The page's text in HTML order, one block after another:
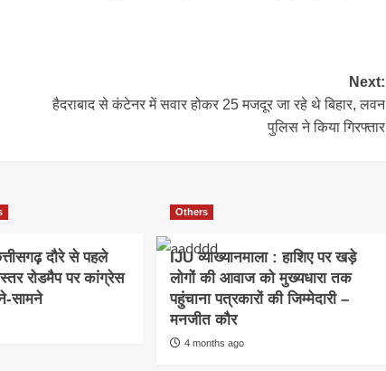
Next:
हैदराबाद से कंटेनर में सवार होकर 25 मजदूर जा रहे थे बिहार, लवन
पुलिस ने किया गिरफ्तार
दौरे से पहले
रोडमैप पर कांग्रेस
सामने
Others
IJU व्याख्यानमाला : हाशिए पर खड़े
लोगों की आवाज को मुख्यधारा तक
पहुंचाना पत्रकारों की जिम्मेदारी –
मनजीत कौर
4 months ago